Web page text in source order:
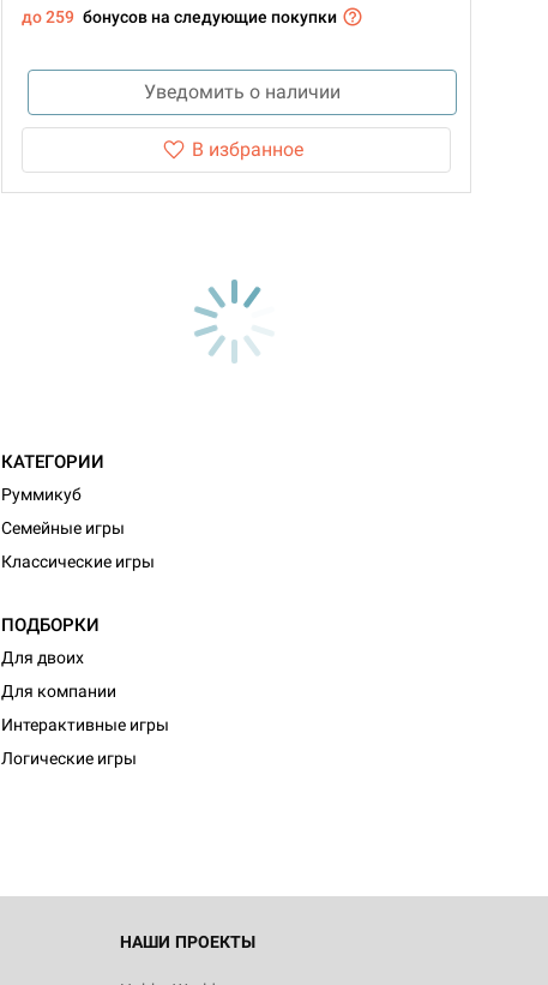
до 259 бонусов на следующие покупки
Уведомить о наличии
В избранное
КАТЕГОРИИ
Руммикуб
Семейные игры
Классические игры
ПОДБОРКИ
Для двоих
Для компании
Интерактивные игры
Логические игры
НАШИ ПРОЕКТЫ